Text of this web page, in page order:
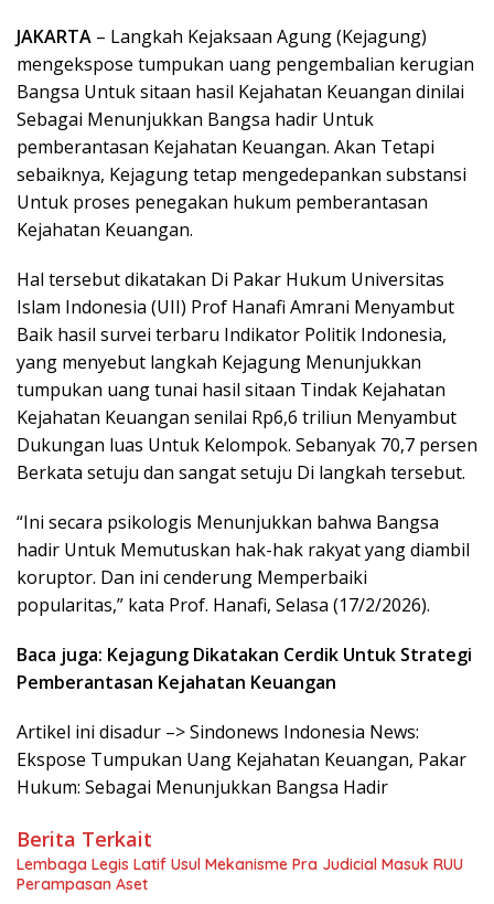
JAKARTA – Langkah Kejaksaan Agung (Kejagung)
mengekspose tumpukan uang pengembalian kerugian
Bangsa Untuk sitaan hasil Kejahatan Keuangan dinilai
Sebagai Menunjukkan Bangsa hadir Untuk
pemberantasan Kejahatan Keuangan. Akan Tetapi
sebaiknya, Kejagung tetap mengedepankan substansi
Untuk proses penegakan hukum pemberantasan
Kejahatan Keuangan.
Hal tersebut dikatakan Di Pakar Hukum Universitas
Islam Indonesia (UII) Prof Hanafi Amrani Menyambut
Baik hasil survei terbaru Indikator Politik Indonesia,
yang menyebut langkah Kejagung Menunjukkan
tumpukan uang tunai hasil sitaan Tindak Kejahatan
Kejahatan Keuangan senilai Rp6,6 triliun Menyambut
Dukungan luas Untuk Kelompok. Sebanyak 70,7 persen
Berkata setuju dan sangat setuju Di langkah tersebut.
“Ini secara psikologis Menunjukkan bahwa Bangsa
hadir Untuk Memutuskan hak-hak rakyat yang diambil
koruptor. Dan ini cenderung Memperbaiki
popularitas,” kata Prof. Hanafi, Selasa (17/2/2026).
Baca juga: Kejagung Dikatakan Cerdik Untuk Strategi
Pemberantasan Kejahatan Keuangan
Artikel ini disadur –> Sindonews Indonesia News:
Ekspose Tumpukan Uang Kejahatan Keuangan, Pakar
Hukum: Sebagai Menunjukkan Bangsa Hadir
Berita Terkait
Lembaga Legis Latif Usul Mekanisme Pra Judicial Masuk RUU
Perampasan Aset